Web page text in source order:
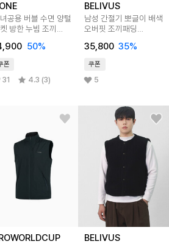
공용 버블 수면 양털
방한 누빔 조끼
50%
폰
31 4.3 (3)
BELIVUS
남성 간절기 뽀글이 배색
오버핏 조끼패딩
35,800 35%
쿠폰
5
BELIVUS